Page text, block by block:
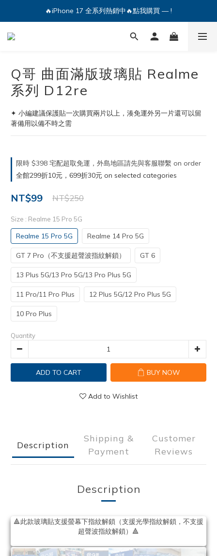
🔥iPhone 17 全系列熱銷中🔥點我購買 — !
Q哥 曲面滿版玻璃貼 Realme
系列 D12re
✦ 小編建議保護貼一次購買兩片以上，湊免運外另一片還可以留
著備用以備不時之需
限時 $398 宅配超取免運，外島地區請先與客服聯繫 on order
全館299折10元，699折30元 on selected categories
NT$99 NT$250
Size : Realme 15 Pro 5G
Realme 15 Pro 5G Realme 14 Pro 5G
GT 7 Pro（不支援超聲波指紋解鎖） GT 6
13 Plus 5G/13 Pro 5G/13 Pro Plus 5G
11 Pro/11 Pro Plus 12 Plus 5G/12 Pro Plus 5G
10 Pro Plus
Quantity
ADD TO CART BUY NOW
Add to Wishlist
Description
Shipping &
Payment
Customer
Reviews
Description
🔺此款玻璃貼支援螢幕下指紋解鎖（支援光學指紋解鎖，不支援
超聲波指紋解鎖）🔺